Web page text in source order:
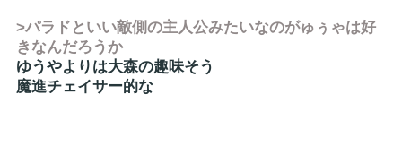
>パラドといい敵側の主人公みたいなのがゅぅゃは好
きなんだろうか
ゆうやよりは大森の趣味そう
魔進チェイサー的な